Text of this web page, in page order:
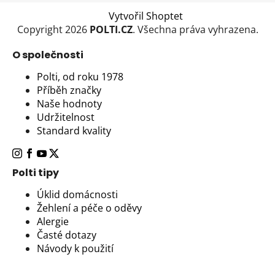
Vytvořil Shoptet
Copyright 2026 POLTI.CZ. Všechna práva vyhrazena.
O společnosti
Polti, od roku 1978
Příběh značky
Naše hodnoty
Udržitelnost
Standard kvality
Polti tipy
Úklid domácnosti
Žehlení a péče o oděvy
Alergie
Časté dotazy
Návody k použití